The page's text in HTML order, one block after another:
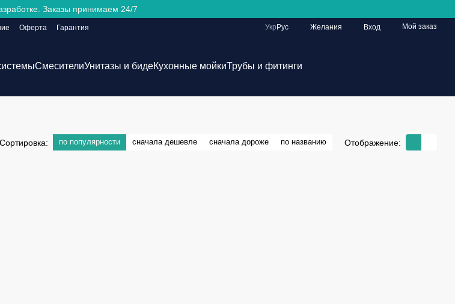
Заказы принимаем 24/7
Оферта
Гарантия
Укр Рус Желания Вход Мой заказ
СмесителиУнитазы и бидеКухонные мойкиТрубы и фитинги
Сортировка: по популярности сначала дешевле сначала дороже по названию Отображение: